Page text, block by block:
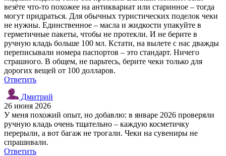
везёте что-то похожее на антиквариат или старинное – тогда
могут придраться. Для обычных туристических поделок чеки
не нужны. Единственное – масла и жидкости упакуйте в
герметичные пакеты, чтобы не протекли. И не берите в
ручную кладь больше 100 мл. Кстати, на вылете с нас дважды
переписывали номера паспортов – это стандарт. Ничего
страшного. В общем, не парьтесь, берите чеки только для
дорогих вещей от 100 долларов.
Ответить
Дмитрий
26 июня 2026
У меня похожий опыт, но добавлю: в январе 2026 проверяли
ручную кладь очень тщательно – каждую косметичку
перерыли, а вот багаж не трогали. Чеки на сувениры не
спрашивали.
Ответить